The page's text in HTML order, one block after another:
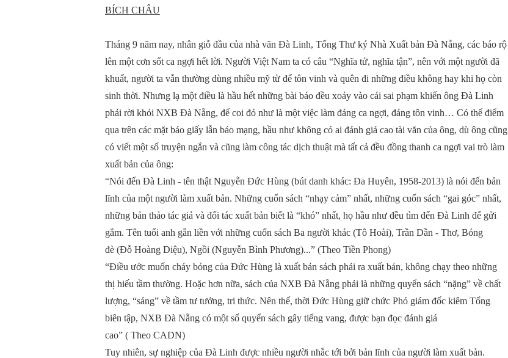
BÍCH CHÂU
Tháng 9 năm nay, nhân giỗ đầu của nhà văn Đà Linh, Tổng Thư ký Nhà Xuất bản Đà Nẵng, các báo rộ
lên một cơn sốt ca ngợi hết lời. Người Việt Nam ta có câu “Nghĩa tử, nghĩa tận”, nên với một người đã
khuất, người ta vẫn thường dùng nhiều mỹ từ để tôn vinh và quên đi những điều không hay khi họ còn
sinh thời. Nhưng lạ một điều là hầu hết những bài báo đều xoáy vào cái sai phạm khiến ông Đà Linh
phải rời khỏi NXB Đà Nẵng, để coi đó như là một việc làm đáng ca ngợi, đáng tôn vinh… Có thể điểm
qua trên các mặt báo giấy lẫn báo mạng, hầu như không có ai đánh giá cao tài văn của ông, dù ông cũng
có viết một số truyện ngắn và cũng làm công tác dịch thuật mà tất cả đều đồng thanh ca ngợi vai trò làm
xuất bản của ông:
“Nói đến Đà Linh - tên thật Nguyễn Đức Hùng (bút danh khác: Đa Huyên, 1958-2013) là nói đến bản
lĩnh của một người làm xuất bản. Những cuốn sách “nhạy cảm” nhất, những cuốn sách “gai góc” nhất,
những bản thảo tác giả và đối tác xuất bản biết là “khó” nhất, họ hầu như đều tìm đến Đà Linh để gửi
gắm. Tên tuổi anh gắn liền với những cuốn sách Ba người khác (Tô Hoài), Trần Dần - Thơ, Bóng
đè (Đỗ Hoàng Diệu), Ngồi (Nguyễn Bình Phương)...” (Theo Tiền Phong)
“Điều ước muốn cháy bỏng của Đức Hùng là xuất bản sách phải ra xuất bản, không chạy theo những
thị hiếu tầm thường. Hoặc hơn nữa, sách của NXB Đà Nẵng phải là những quyển sách “nặng” về chất
lượng, “sáng” về tầm tư tưởng, tri thức. Nên thế, thời Đức Hùng giữ chức Phó giám đốc kiêm Tổng
biên tập, NXB Đà Nẵng có một số quyển sách gây tiếng vang, được bạn đọc đánh giá
cao” ( Theo CADN)
Tuy nhiên, sự nghiệp của Đà Linh được nhiều người nhắc tới bởi bản lĩnh của người làm xuất bản.